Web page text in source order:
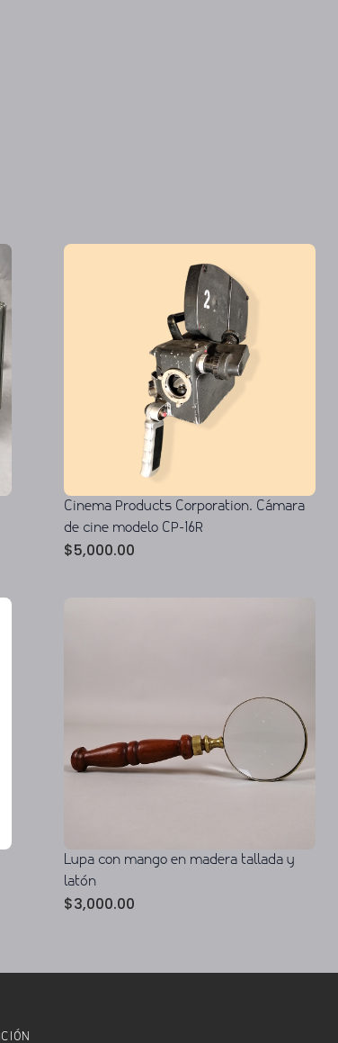
Cinema Products Corporation. Cámara
de cine modelo CP-16R
$5,000.00
Lupa con mango en madera tallada y
latón
$3,000.00